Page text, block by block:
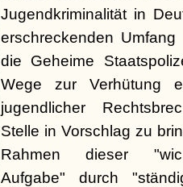
Jugendkriminalität in
erschreckenden
die Geheime
Wege zur Verhütung
jugendlicher
Stelle in Vorschlag zu
Rahmen dieser
Aufgabe" durch